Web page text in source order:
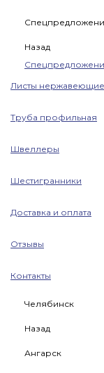
Назад
Листы нержавеющие
Труба профильная
Швеллеры
Шестигранники
Доставка и оплата
Отзывы
Контакты
Челябинск
Назад
Ангарск